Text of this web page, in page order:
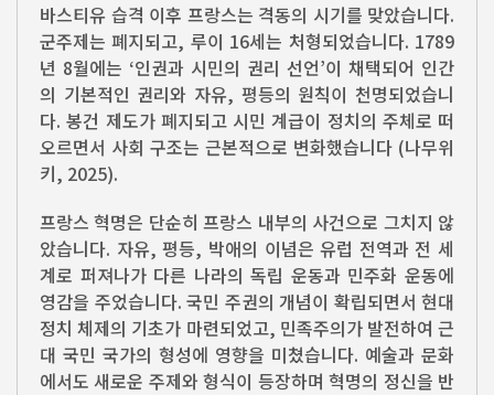
바스티유 습격 이후 프랑스는 격동의 시기를 맞았습니다.
군주제는 폐지되고, 루이 16세는 처형되었습니다. 1789
년 8월에는 ‘인권과 시민의 권리 선언’이 채택되어 인간
의 기본적인 권리와 자유, 평등의 원칙이 천명되었습니
다. 봉건 제도가 폐지되고 시민 계급이 정치의 주체로 떠
오르면서 사회 구조는 근본적으로 변화했습니다 (나무위
키, 2025).
프랑스 혁명은 단순히 프랑스 내부의 사건으로 그치지 않
았습니다. 자유, 평등, 박애의 이념은 유럽 전역과 전 세
계로 퍼져나가 다른 나라의 독립 운동과 민주화 운동에
영감을 주었습니다. 국민 주권의 개념이 확립되면서 현대
정치 체제의 기초가 마련되었고, 민족주의가 발전하여 근
대 국민 국가의 형성에 영향을 미쳤습니다. 예술과 문화
에서도 새로운 주제와 형식이 등장하며 혁명의 정신을 반